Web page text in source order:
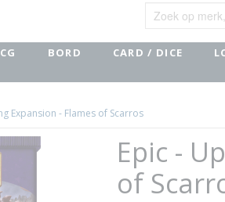
BORD CARD / DICE
Expansion - Flames of Scarros
Epic -
of